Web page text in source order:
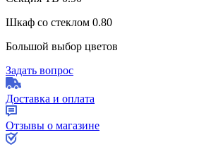
Шкаф со стеклом 0.80
Большой выбор цветов
Задать вопрос
Доставка и оплата
Отзывы о магазине